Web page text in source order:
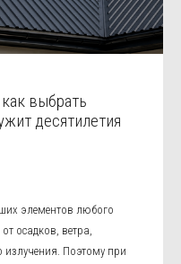
выбрать
десятилетия
элементов любого
осадков, ветра,
излучения. Поэтому при